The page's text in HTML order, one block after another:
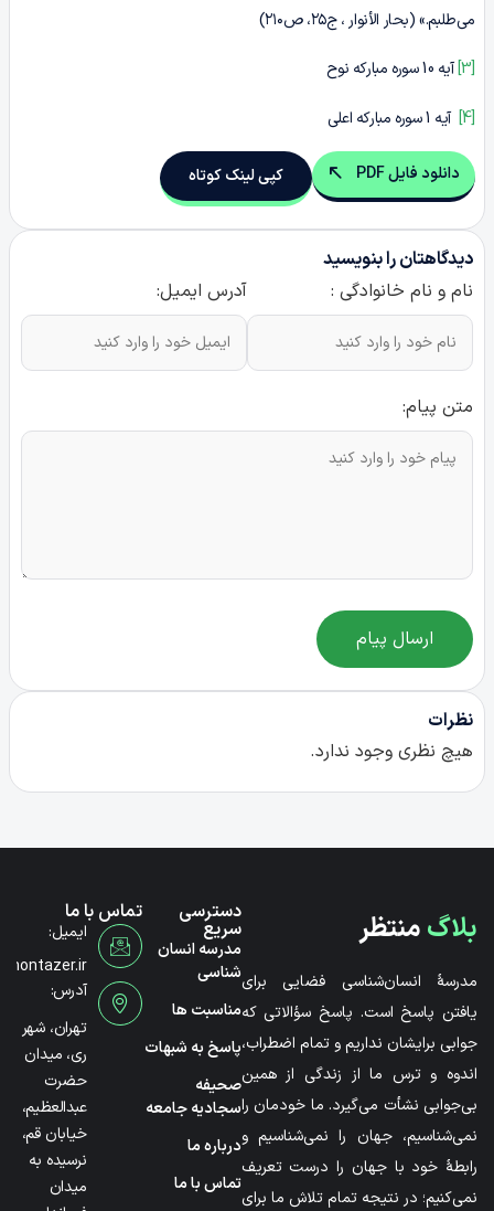
مى‌طلبم.» (بحار الأنوار ، ج۲۵، ص۲۱۰)
[3] آیه 10 سوره مبارکه نوح
[4] آیه 1 سوره مبارکه اعلی
دانلود فایل PDF کپی لینک کوتاه
دیدگاهتان را بنویسید
نام و نام خانوادگی :
آدرس ایمیل:
متن پیام:
ارسال پیام
نظرات
هیچ نظری وجود ندارد.
بلاگمنتظر
مدرسۀ انسان‌شناسی فضایی برای
یافتن پاسخ است. پاسخ سؤالاتی که
جوابی برایشان نداریم و تمام اضطراب،
اندوه و ترس ما از زندگی از همین
بی‌جوابی نشأت می‌گیرد. ما خودمان را
نمی‌شناسیم، جهان را نمی‌شناسیم و
رابطۀ خود با جهان را درست تعریف
نمی‌کنیم؛ در نتیجه تمام تلاش ما برای
دسترسی
سریع
مدرسه انسان
شناسی
مناسبت ها
پاسخ به شبهات
صحیفه
سجادیه جامعه
درباره ما
تماس با ما
تماس با ما
ایمیل:
آدرس:
تهران، شهر
ری، میدان
حضرت
عبدالعظیم،
خیابان قم،
نرسیده به
میدان